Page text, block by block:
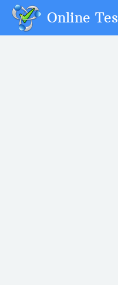
Online